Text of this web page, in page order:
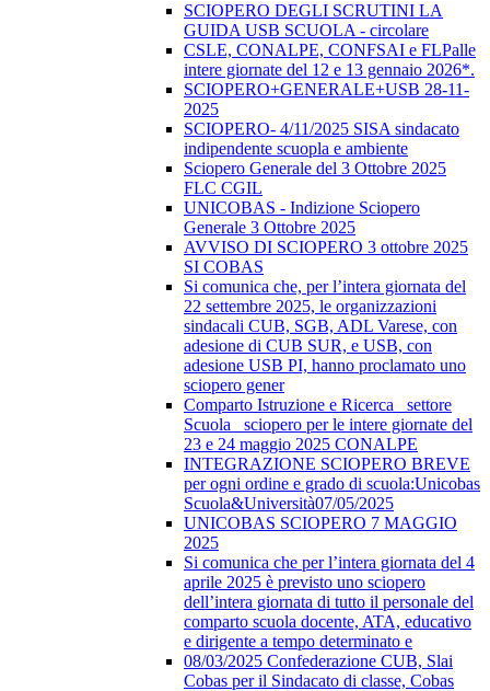
SCIOPERO DEGLI SCRUTINI LA
GUIDA USB SCUOLA - circolare
CSLE, CONALPE, CONFSAI e FLPalle
intere giornate del 12 e 13 gennaio 2026*.
SCIOPERO+GENERALE+USB 28-11-
2025
SCIOPERO- 4/11/2025 SISA sindacato
indipendente scuopla e ambiente
Sciopero Generale del 3 Ottobre 2025
FLC CGIL
UNICOBAS - Indizione Sciopero
Generale 3 Ottobre 2025
AVVISO DI SCIOPERO 3 ottobre 2025
SI COBAS
Si comunica che, per l’intera giornata del
22 settembre 2025, le organizzazioni
sindacali CUB, SGB, ADL Varese, con
adesione di CUB SUR, e USB, con
adesione USB PI, hanno proclamato uno
sciopero gener
Comparto Istruzione e Ricerca_ settore
Scuola_ sciopero per le intere giornate del
23 e 24 maggio 2025 CONALPE
INTEGRAZIONE SCIOPERO BREVE
per ogni ordine e grado di scuola:Unicobas
Scuola&Università07/05/2025
UNICOBAS SCIOPERO 7 MAGGIO
2025
Si comunica che per l’intera giornata del 4
aprile 2025 è previsto uno sciopero
dell’intera giornata di tutto il personale del
comparto scuola docente, ATA, educativo
e dirigente a tempo determinato e
08/03/2025 Confederazione CUB, Slai
Cobas per il Sindacato di classe, Cobas